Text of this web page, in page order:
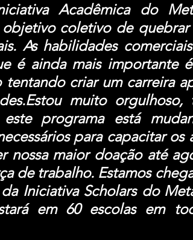
Acadêmica do
coletivo de
As habilidades
é ainda mais importante
tentando criar um carreira
muito orgulhoso,
programa está
para capacitar os
nossa maior doação até
de trabalho. Estamos
Iniciativa Scholars do
em 60 escolas em